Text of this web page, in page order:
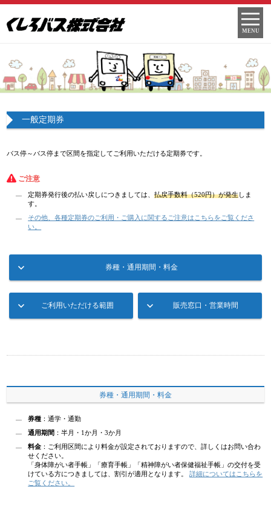
MENU
一般定期券
バス停～バス停まで区間を指定してご利用いただける定期券です。
ご注意
定期券発行後の払い戻しにつきましては、払戻手数料（520円）が発生しま
す。
その他、各種定期券のご利用・ご購入に関するご注意はこちらをご覧くださ
い。
券種・通用期間・料金
ご利用いただける範囲 販売窓口・営業時間
券種・通用期間・料金
券種 ：通学・通勤
通用期間 ：半月・1か月・3か月
料金 ：ご利用区間により料金が設定されておりますので、詳しくはお問い合わ
せください。
「身体障がい者手帳」「療育手帳」「精神障がい者保健福祉手帳」の交付を受
けている方につきましては、割引が適用となります。詳細についてはこちらを
ご覧ください。